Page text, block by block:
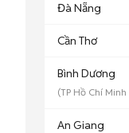
Đà Nẵng
Cần Thơ
Bình Dương
(TP Hồ Chí Minh
An Giang